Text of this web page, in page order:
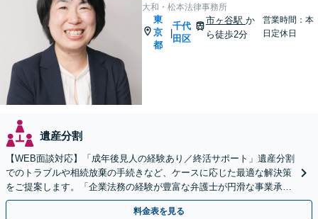
大和・松本法律事務所
東
京
都
|
千代
田区
市ヶ谷駅か
ら徒歩2分
営業時間：本
日定休日
遺産分割
【WEB面談対応】「成年後見人の経験あり／終活サポート」遺産分割
でのトラブルや相続放棄の手続きなど、ケースに応じた最適な解決策
をご提案します。「企業法務の経験が豊富な弁護士が円滑な事業承継
をお手伝い／MBAホルダーの弁護士」
料金表を見る